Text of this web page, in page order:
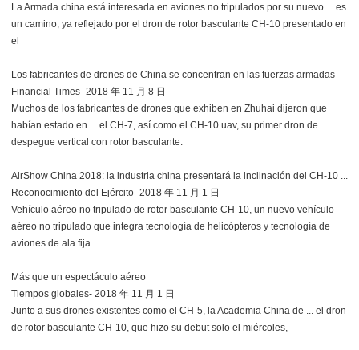
La Armada china está interesada en aviones no tripulados por su nuevo ... es
un camino, ya reflejado por el dron de rotor basculante CH-10 presentado en
el
Los fabricantes de drones de China se concentran en las fuerzas armadas
Financial Times- 2018 年 11 月 8 日
Muchos de los fabricantes de drones que exhiben en Zhuhai dijeron que
habían estado en ... el CH-7, así como el CH-10 uav, su primer dron de
despegue vertical con rotor basculante.
AirShow China 2018: la industria china presentará la inclinación del CH-10 ...
Reconocimiento del Ejército- 2018 年 11 月 1 日
Vehículo aéreo no tripulado de rotor basculante CH-10, un nuevo vehículo
aéreo no tripulado que integra tecnología de helicópteros y tecnología de
aviones de ala fija.
Más que un espectáculo aéreo
Tiempos globales- 2018 年 11 月 1 日
Junto a sus drones existentes como el CH-5, la Academia China de ... el dron
de rotor basculante CH-10, que hizo su debut solo el miércoles,